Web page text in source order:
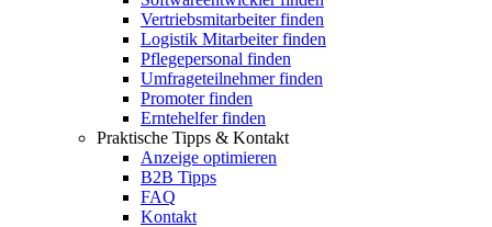
Vertriebsmitarbeiter finden
Logistik Mitarbeiter finden
Pflegepersonal finden
Umfrageteilnehmer finden
Promoter finden
Erntehelfer finden
Praktische Tipps & Kontakt
Anzeige optimieren
B2B Tipps
FAQ
Kontakt